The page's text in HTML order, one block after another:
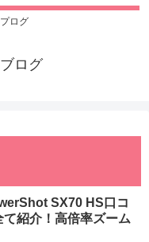
ログ
ログ
SX70 HS口コ
て紹介！高倍率ズーム